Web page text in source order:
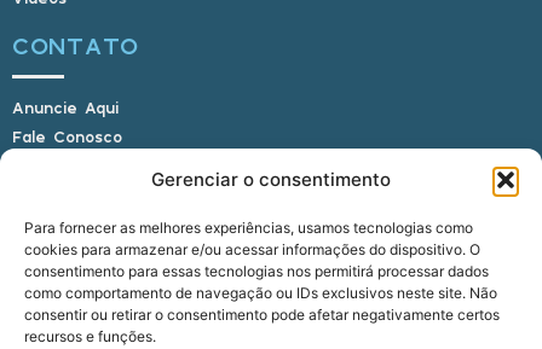
Gerenciar o consentimento
Para fornecer as melhores experiências, usamos tecnologias como
cookies para armazenar e/ou acessar informações do dispositivo. O
consentimento para essas tecnologias nos permitirá processar dados
como comportamento de navegação ou IDs exclusivos neste site. Não
consentir ou retirar o consentimento pode afetar negativamente certos
recursos e funções.
CONTATO
Anuncie Aqui
Fale Conosco
E-mail: alagoasbrasilnoticias@gmail.com
Telefone: (82) 9 9691-0391 (Whatsapp)
Responsável Técnico: Crysthyan Carlos
Rua do Sau - Centro - Anadia - AL - CEP: